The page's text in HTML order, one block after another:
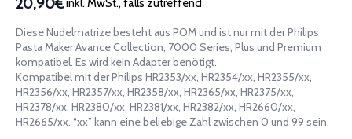
inkl. MwSt., falls zutreffend
Diese Nudelmatrize besteht aus POM und ist nur mit der Philips
Pasta Maker Avance Collection, 7000 Series, Plus und Premium
kompatibel. Es wird kein Adapter benötigt.
Kompatibel mit der Philips HR2353/xx, HR2354/xx, HR2355/xx,
HR2356/xx, HR2357/xx, HR2358/xx, HR2365/xx, HR2375/xx,
HR2378/xx, HR2380/xx, HR2381/xx, HR2382/xx, HR2660/xx,
HR2665/xx. “xx” kann eine beliebige Zahl zwischen 0 und 99 sein.